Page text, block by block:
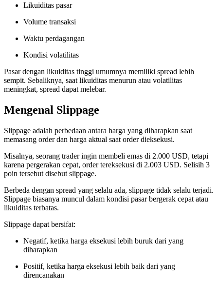
Likuiditas pasar
Volume transaksi
Waktu perdagangan
Kondisi volatilitas
Pasar dengan likuiditas tinggi umumnya memiliki spread lebih
sempit. Sebaliknya, saat likuiditas menurun atau volatilitas
meningkat, spread dapat melebar.
Mengenal Slippage
Slippage adalah perbedaan antara harga yang diharapkan saat
memasang order dan harga aktual saat order dieksekusi.
Misalnya, seorang trader ingin membeli emas di 2.000 USD, tetapi
karena pergerakan cepat, order tereksekusi di 2.003 USD. Selisih 3
poin tersebut disebut slippage.
Berbeda dengan spread yang selalu ada, slippage tidak selalu terjadi.
Slippage biasanya muncul dalam kondisi pasar bergerak cepat atau
likuiditas terbatas.
Slippage dapat bersifat:
Negatif, ketika harga eksekusi lebih buruk dari yang
diharapkan
Positif, ketika harga eksekusi lebih baik dari yang
direncanakan